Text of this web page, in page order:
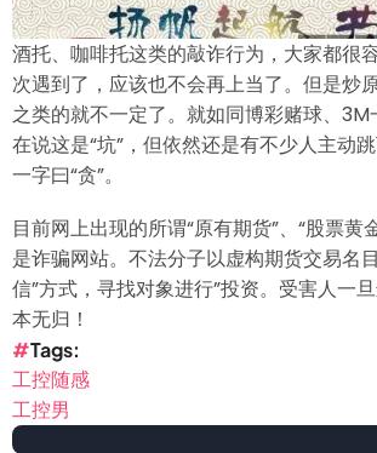
酒托、咖啡托这类的敲诈行为，大家都很
次遇到了，应该也不会再上当了。但是炒
之类的就不一定了。就如同博彩赌球、
在说这是“坑”，但依然还是有不少人主动
一字曰“贪”。
目前网上出现的所谓“原有期货”、“股票黄
是诈骗网站。不法分子以虚构期货交易名
信”方式，寻找对象进行”投资。受害人一
本无归！
Tags
工控随感
工控男